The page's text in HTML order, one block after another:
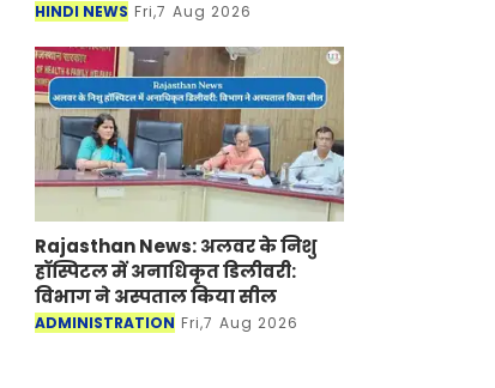
HINDI NEWS Fri,7 Aug 2026
Rajasthan News: अलवर के निशु
हॉस्पिटल में अनाधिकृत डिलीवरी:
विभाग ने अस्पताल किया सील
ADMINISTRATION Fri,7 Aug 2026